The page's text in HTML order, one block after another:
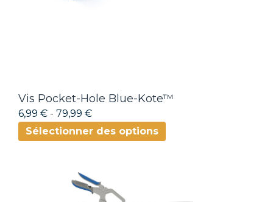
Vis Pocket-Hole Blue-Kote™
6,99 € - 79,99 €
Sélectionner des options